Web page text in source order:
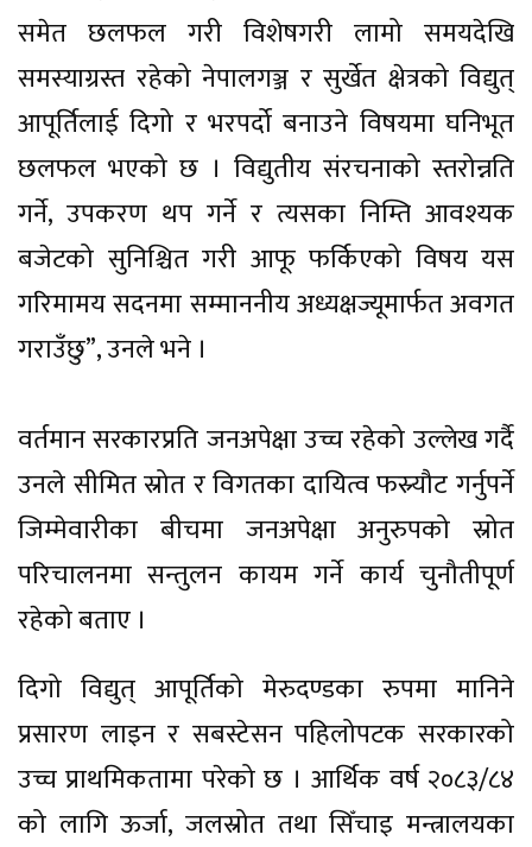
समेत छलफल गरी विशेषगरी लामो समयदेखि
समस्याग्रस्त रहेको नेपालगञ्ज र सुर्खेत क्षेत्रको विद्युत्
आपूर्तिलाई दिगो र भरपर्दो बनाउने विषयमा घनिभूत
छलफल भएको छ । विद्युतीय संरचनाको स्तरोन्नति
गर्ने, उपकरण थप गर्ने र त्यसका निम्ति आवश्यक
बजेटको सुनिश्चित गरी आफू फर्किएको विषय यस
गरिमामय सदनमा सम्माननीय अध्यक्षज्यूमार्फत अवगत
गराउँछु”, उनले भने ।
वर्तमान सरकारप्रति जनअपेक्षा उच्च रहेको उल्लेख गर्दै
उनले सीमित स्रोत र विगतका दायित्व फस्र्यौट गर्नुपर्ने
जिम्मेवारीका बीचमा जनअपेक्षा अनुरुपको स्रोत
परिचालनमा सन्तुलन कायम गर्ने कार्य चुनौतीपूर्ण
रहेको बताए ।
दिगो विद्युत् आपूर्तिको मेरुदण्डका रुपमा मानिने
प्रसारण लाइन र सबस्टेसन पहिलोपटक सरकारको
उच्च प्राथमिकतामा परेको छ । आर्थिक वर्ष २०८३/८४
को लागि ऊर्जा, जलस्रोत तथा सिँचाइ मन्त्रालयका